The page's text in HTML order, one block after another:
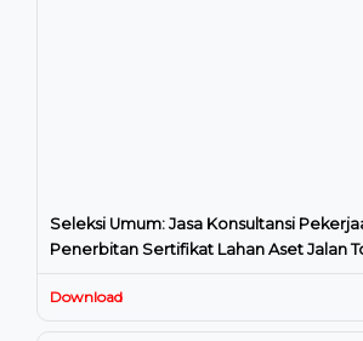
Seleksi Umum: Jasa Konsultansi
Penerbitan Sertifikat Lahan Aset Jalan
Priok
Download